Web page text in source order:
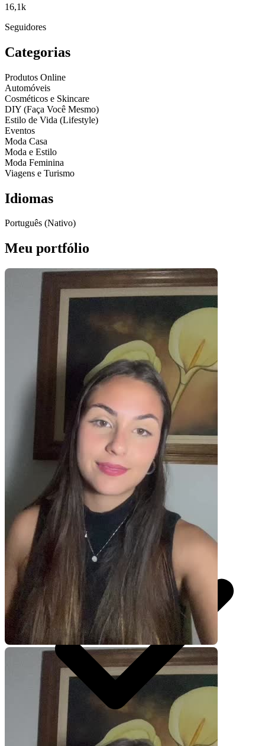
16,1k
Seguidores
Categorias
Produtos Online
Automóveis
Cosméticos e Skincare
DIY (Faça Você Mesmo)
Estilo de Vida (Lifestyle)
Eventos
Moda Casa
Moda e Estilo
Moda Feminina
Viagens e Turismo
Idiomas
Português (Nativo)
Meu portfólio
Pacotes UGC
Você recebe o arquivo para usar em qualquer canal.
por pedido